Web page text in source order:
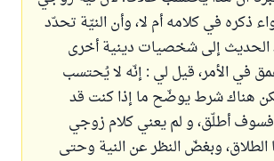
ذكره في كلامه أم لا، وأن النيّة تحدّد
إلى شخصيات دينية أخرى
في الأمر، قيل لي : إنّه لا يُحتسب
يكن هناك شرط يوضّح ما إذا كنت قد
أطلّق، و لم يعني كلام زوجي
وبغضّ النظر عن النية وحتى